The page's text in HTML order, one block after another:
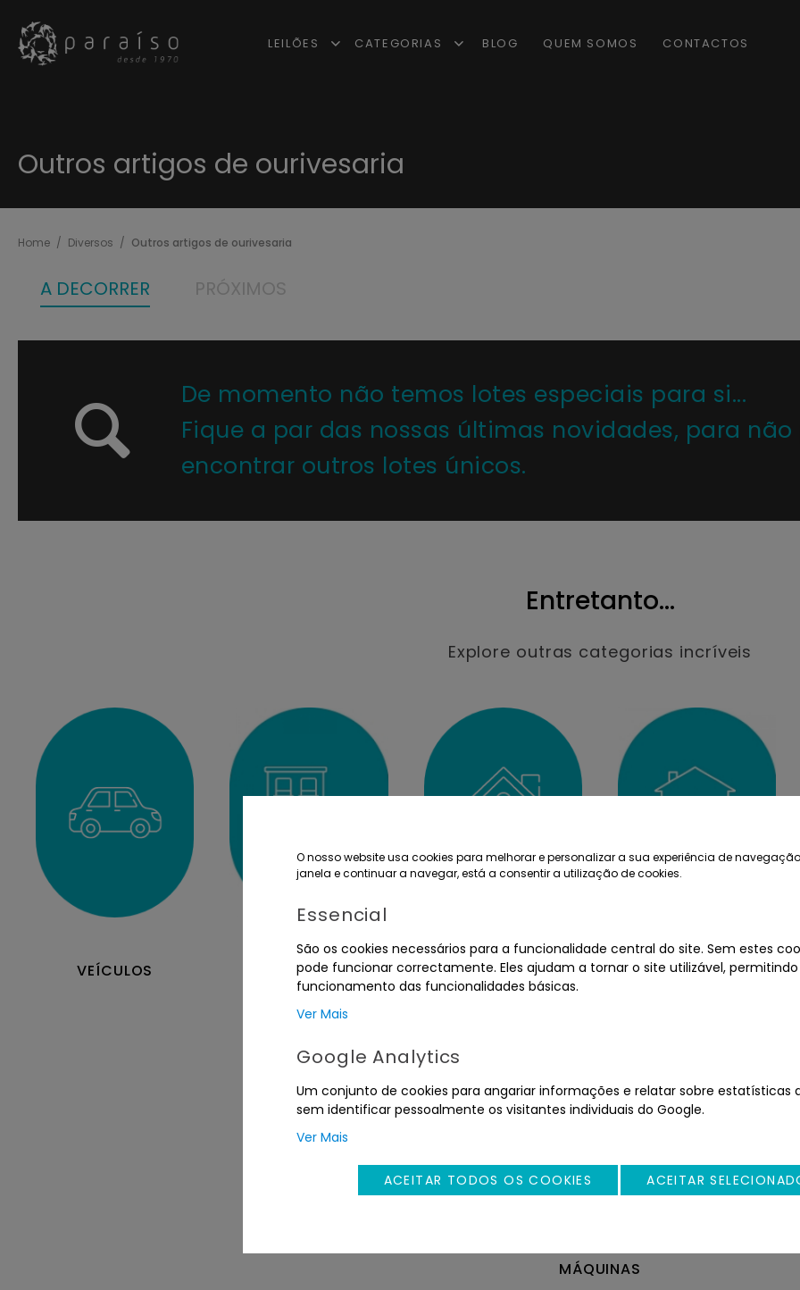
O nosso website usa cookies para melhorar e personalizar a sua experiência de
janela e continuar a navegar, está a consentir a utilização de cookies.
Essencial
São os cookies necessários para a funcionalidade central do site. Sem estes
pode funcionar correctamente. Eles ajudam a tornar o site utilizável,
funcionamento das funcionalidades básicas.
Ver Mais
Google Analytics
Um conjunto de cookies para angariar informações e relatar sobre estatísticas
sem identificar pessoalmente os visitantes individuais do Google.
Ver Mais
ACEITAR TODOS OS COOKIES ACEITAR
LEILÕES CATEGORIAS BLOG QUEM SOMOS CONTACTOS
Outros artigos de ourivesaria
Home Diversos Outros artigos de ourivesaria
A DECORRER PRÓXIMOS
De momento não temos lotes especiais para si...
Fique a par das nossas últimas novidades, para
encontrar outros lotes únicos.
Entretanto...
Explore outras categorias incríveis
VEÍCULOS IMÓVEIS MOBILIÁRIO EQUIPAMENTOS
MÁQUINAS